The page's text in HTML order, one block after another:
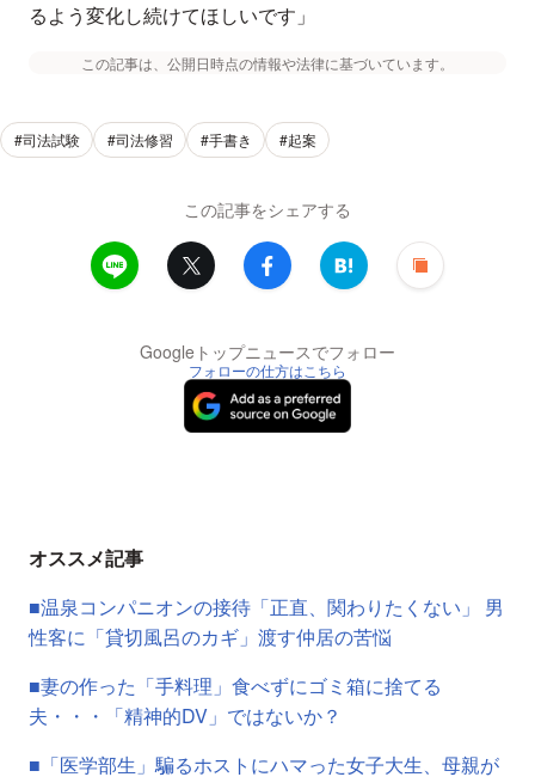
るよう変化し続けてほしいです」
この記事は、公開日時点の情報や法律に基づいています。
#司法試験 #司法修習 #手書き #起案
この記事をシェアする
Googleトップニュースでフォロー
フォローの仕方はこちら
オススメ記事
■温泉コンパニオンの接待「正直、関わりたくない」 男
性客に「貸切風呂のカギ」渡す仲居の苦悩
■妻の作った「手料理」食べずにゴミ箱に捨てる
夫・・・「精神的DV」ではないか？
■「医学部生」騙るホストにハマった女子大生、母親が